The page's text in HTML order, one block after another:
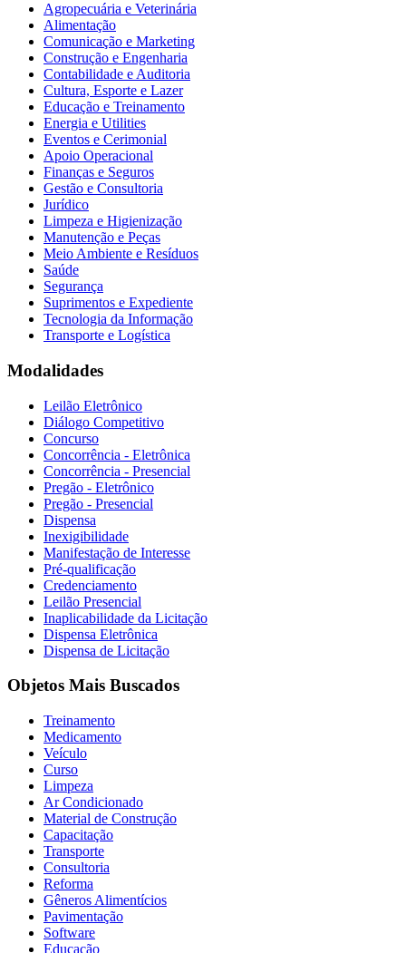
Agropecuária e Veterinária
Alimentação
Comunicação e Marketing
Construção e Engenharia
Contabilidade e Auditoria
Cultura, Esporte e Lazer
Educação e Treinamento
Energia e Utilities
Eventos e Cerimonial
Apoio Operacional
Finanças e Seguros
Gestão e Consultoria
Jurídico
Limpeza e Higienização
Manutenção e Peças
Meio Ambiente e Resíduos
Saúde
Segurança
Suprimentos e Expediente
Tecnologia da Informação
Transporte e Logística
Modalidades
Leilão Eletrônico
Diálogo Competitivo
Concurso
Concorrência - Eletrônica
Concorrência - Presencial
Pregão - Eletrônico
Pregão - Presencial
Dispensa
Inexigibilidade
Manifestação de Interesse
Pré-qualificação
Credenciamento
Leilão Presencial
Inaplicabilidade da Licitação
Dispensa Eletrônica
Dispensa de Licitação
Objetos Mais Buscados
Treinamento
Medicamento
Veículo
Curso
Limpeza
Ar Condicionado
Material de Construção
Capacitação
Transporte
Consultoria
Reforma
Gêneros Alimentícios
Pavimentação
Software
Educação